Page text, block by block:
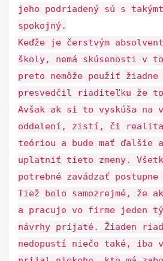
jeho podriadený sú s
spokojný.
Keďže je čerstvým
školy, nemá skúsenosti v
preto nemôže použiť žiadne
presvedčil riaditeľku že
Avšak ak si to vyskúša na
oddelení, zistí, či realita
teóriou a bude mať ďalšie
uplatniť tieto zmeny.
potrebné zavádzať
Tiež bolo samozrejmé, že
a pracuje vo firme jeden
návrhy prijaté. Žiaden
nedopustí niečo také, iba